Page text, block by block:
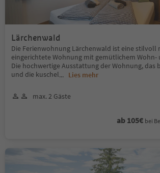
Lärchenwald
Die Ferienwohnung Lärchenwald ist eine stilvoll
eingerichtete Wohnung mit gemütlichem Wohn-
Die hochwertige Ausstattung der Wohnung, das
und die kuschel... Lies mehr
max. 2 Gäste
ab 105€ bei